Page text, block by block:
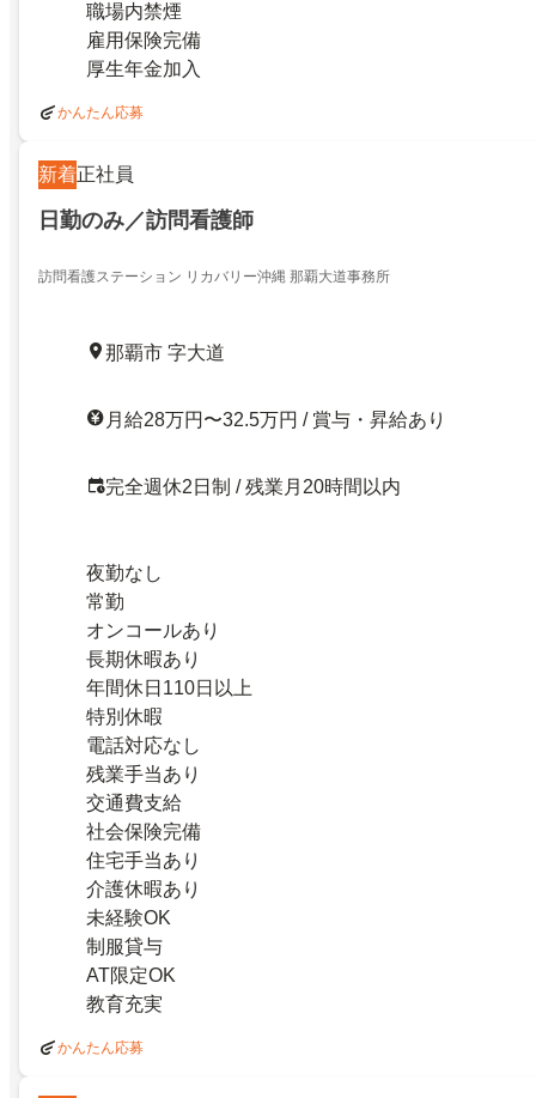
職場内禁煙
雇用保険完備
厚生年金加入
かんたん応募
新着正社員
日勤のみ／訪問看護師
訪問看護ステーション リカバリー沖縄 那覇大道事務所
那覇市 字大道
月給28万円〜32.5万円 / 賞与・昇給あり
完全週休2日制 / 残業月20時間以内
夜勤なし
常勤
オンコールあり
長期休暇あり
年間休日110日以上
特別休暇
電話対応なし
残業手当あり
交通費支給
社会保険完備
住宅手当あり
介護休暇あり
未経験OK
制服貸与
AT限定OK
教育充実
かんたん応募